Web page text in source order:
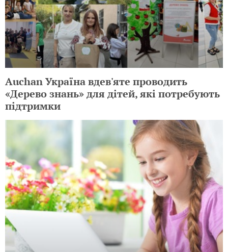
Auchan Україна вдев'яте проводить
«Дерево знань» для дітей, які потребують
підтримки